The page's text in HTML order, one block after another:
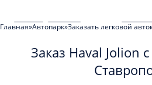
Главная Автопарк Заказать легковой
Заказ Haval Jolion
Политикой